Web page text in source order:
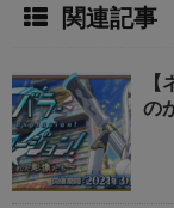
関連記事
の